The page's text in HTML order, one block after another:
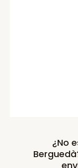
¿No